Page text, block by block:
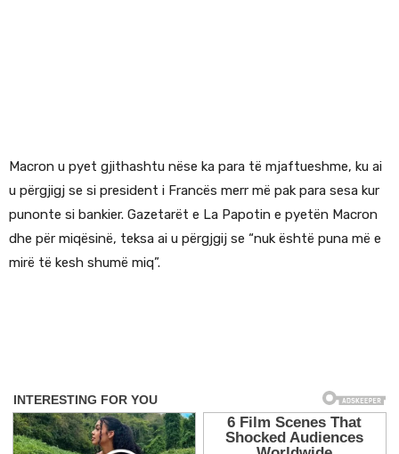
Macron u pyet gjithashtu nëse ka para të mjaftueshme, ku ai
u përgjigj se si president i Francës merr më pak para sesa kur
punonte si bankier. Gazetarët e La Papotin e pyetën Macron
dhe për miqësinë, teksa ai u përgjgij se “nuk është puna më e
mirë të kesh shumë miq”.